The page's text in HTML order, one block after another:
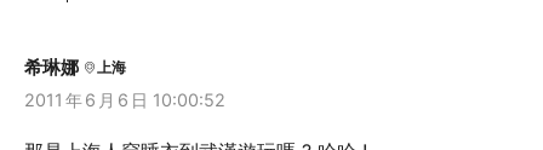
希琳娜 上海
2011 年6 月 6 日 10:00:52